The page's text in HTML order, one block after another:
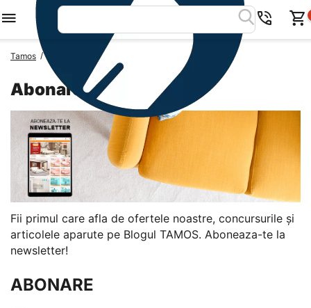
Tamos / Abonare newsletter
Abonare newsletter
Fii primul care afla de ofertele noastre, concursurile și
articolele aparute pe Blogul TAMOS. Aboneaza-te la
newsletter!
ABONARE